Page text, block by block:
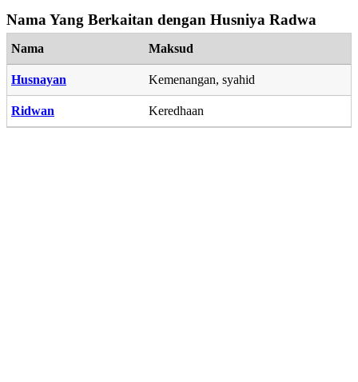
Nama Yang Berkaitan dengan Husniya Radwa
Nama Maksud
Husnayan Kemenangan, syahid
Ridwan Keredhaan